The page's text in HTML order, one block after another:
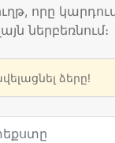
որը
ներբեռնում։
ձերը!